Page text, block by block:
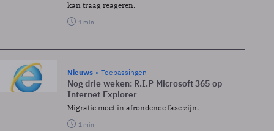
kan traag reageren.
1 min
Nieuws Toepassingen
Nog drie weken: R.I.P Microsoft 365 op
Internet Explorer
Migratie moet in afrondende fase zijn.
1 min